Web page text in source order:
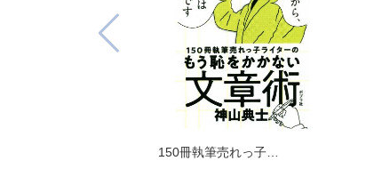
150冊執筆売れっ子…